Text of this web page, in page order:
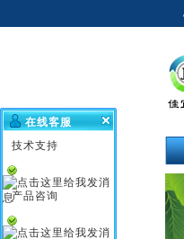
在线客服
技术支持
产品咨询